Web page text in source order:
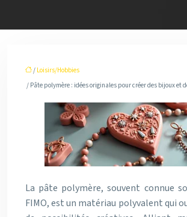
/ Loisirs/Hobbies
/ Pâte polymère : idées originales pour créer des bijoux et
La pâte polymère, souvent connue
FIMO, est un matériau polyvalent qui